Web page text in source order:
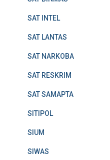
SAT INTEL
SAT LANTAS
SAT NARKOBA
SAT RESKRIM
SAT SAMAPTA
SITIPOL
SIUM
SIWAS